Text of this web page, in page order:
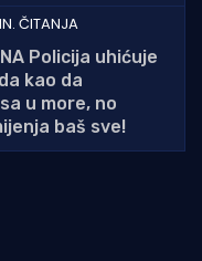
ČITANJA
Policija uhićuje
kao da
u more, no
baš sve!